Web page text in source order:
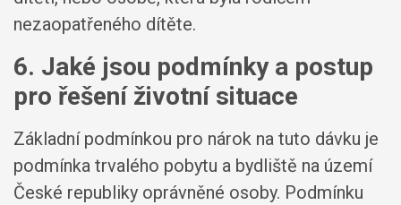
nezaopatřeného dítěte.
6. Jaké jsou podmínky a postup
pro řešení životní situace
Základní podmínkou pro nárok na tuto dávku je
podmínka trvalého pobytu a bydliště na území
České republiky oprávněné osoby. Podmínku